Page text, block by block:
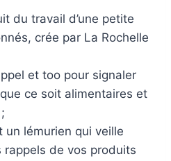
du travail d’une petite
crée par La Rochelle
et too pour signaler
ce soit alimentaires et
un lémurien qui veille
rappels de vos produits